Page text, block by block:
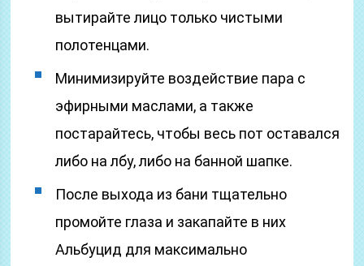
вытирайте лицо только чистыми
полотенцами.
Минимизируйте воздействие пара с
эфирными маслами, а также
постарайтесь, чтобы весь пот оставался
либо на лбу, либо на банной шапке.
После выхода из бани тщательно
промойте глаза и закапайте в них
Альбуцид для максимально